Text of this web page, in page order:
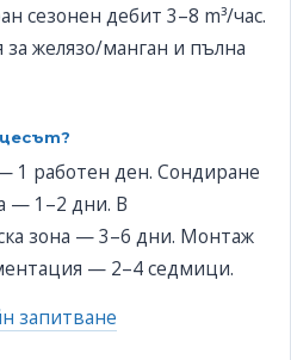
сезонен дебит 3–8 m³/час.
желязо/манган и пълна
1 работен ден. Сондиране
— 1–2 дни. В
зона — 3–6 дни. Монтаж
— 2–4 седмици.
запитване